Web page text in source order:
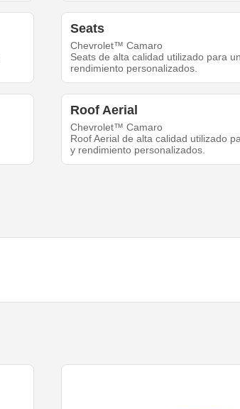
Seats
Chevrolet™ Camaro
Seats de alta calidad utilizado para
rendimiento personalizados.
Roof Aerial
Chevrolet™ Camaro
Roof Aerial de alta calidad utilizado
y rendimiento personalizados.